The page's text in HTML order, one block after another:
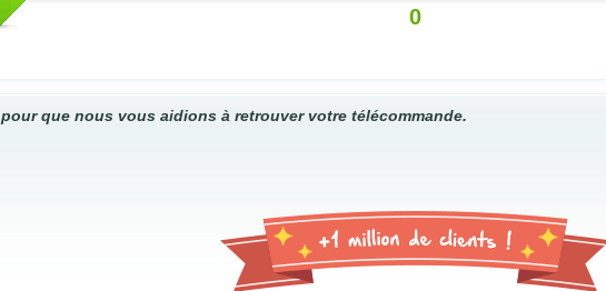
0
pour que nous vous aidions à retrouver votre télécommande.